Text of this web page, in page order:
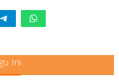
Ini